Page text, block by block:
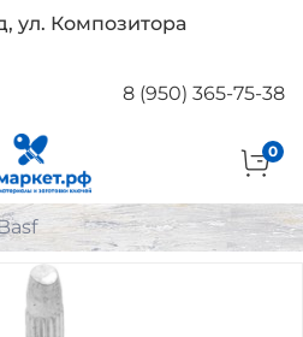
ул. Композитора
8 (950) 365-75-38
0